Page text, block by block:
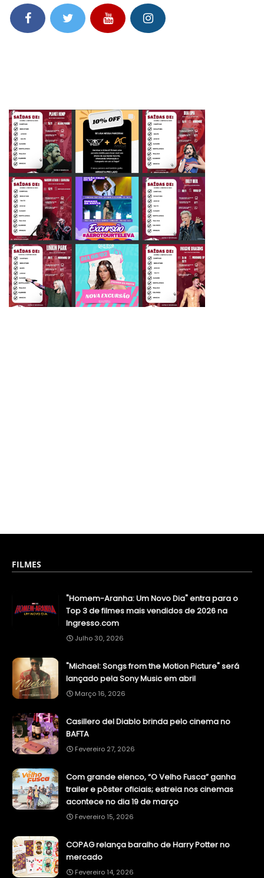
FILMES
"Homem-Aranha: Um Novo Dia" entra para o
Top 3 de filmes mais vendidos de 2026 na
Ingresso.com
Julho 30, 2026
"Michael: Songs from the Motion Picture" será
lançado pela Sony Music em abril
Março 16, 2026
Casillero del Diablo brinda pelo cinema no
BAFTA
Fevereiro 27, 2026
Com grande elenco, “O Velho Fusca” ganha
trailer e pôster oficiais; estreia nos cinemas
acontece no dia 19 de março
Fevereiro 15, 2026
COPAG relança baralho de Harry Potter no
mercado
Fevereiro 14, 2026